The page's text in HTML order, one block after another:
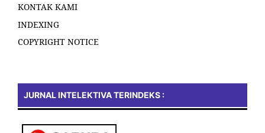
KONTAK KAMI
INDEXING
COPYRIGHT NOTICE
JURNAL INTELEKTIVA TERINDEKS :